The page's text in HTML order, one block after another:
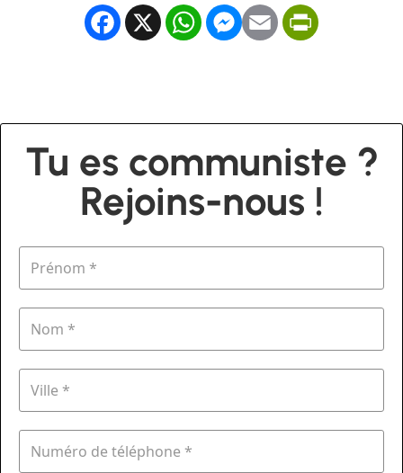
Facebook
X WhatsApp
Messenger
Email
Tu es communiste ?
Rejoins-nous !